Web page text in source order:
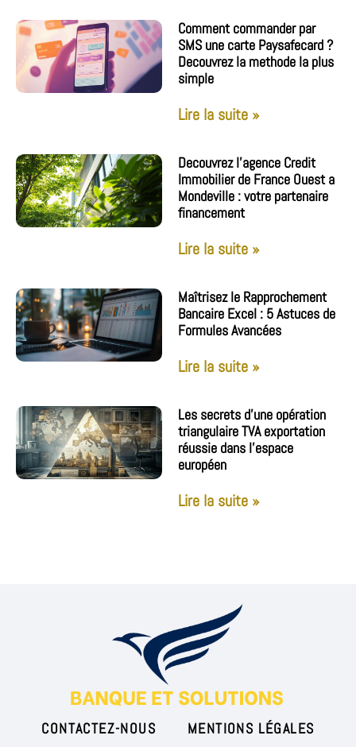
Comment commander par
SMS une carte Paysafecard ?
Decouvrez la methode la plus
simple
Lire la suite »
Decouvrez l’agence Credit
Immobilier de France Ouest a
Mondeville : votre partenaire
financement
Lire la suite »
Maîtrisez le Rapprochement
Bancaire Excel : 5 Astuces de
Formules Avancées
Lire la suite »
Les secrets d’une opération
triangulaire TVA exportation
réussie dans l’espace
européen
Lire la suite »
CONTACTEZ-NOUS MENTIONS LÉGALES